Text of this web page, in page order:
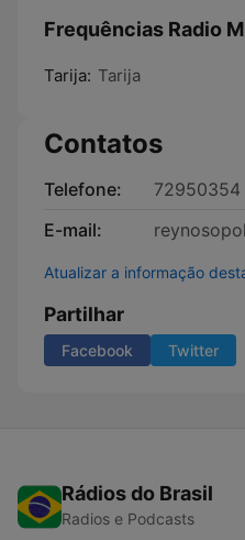
Frequências Radio
Tarija: Tarija
Contatos
Telefone:
72950354
E-mail:
Atualizar a informação
Partilhar
Facebook Twitter
Rádios do Brasil
Radios e Podcasts